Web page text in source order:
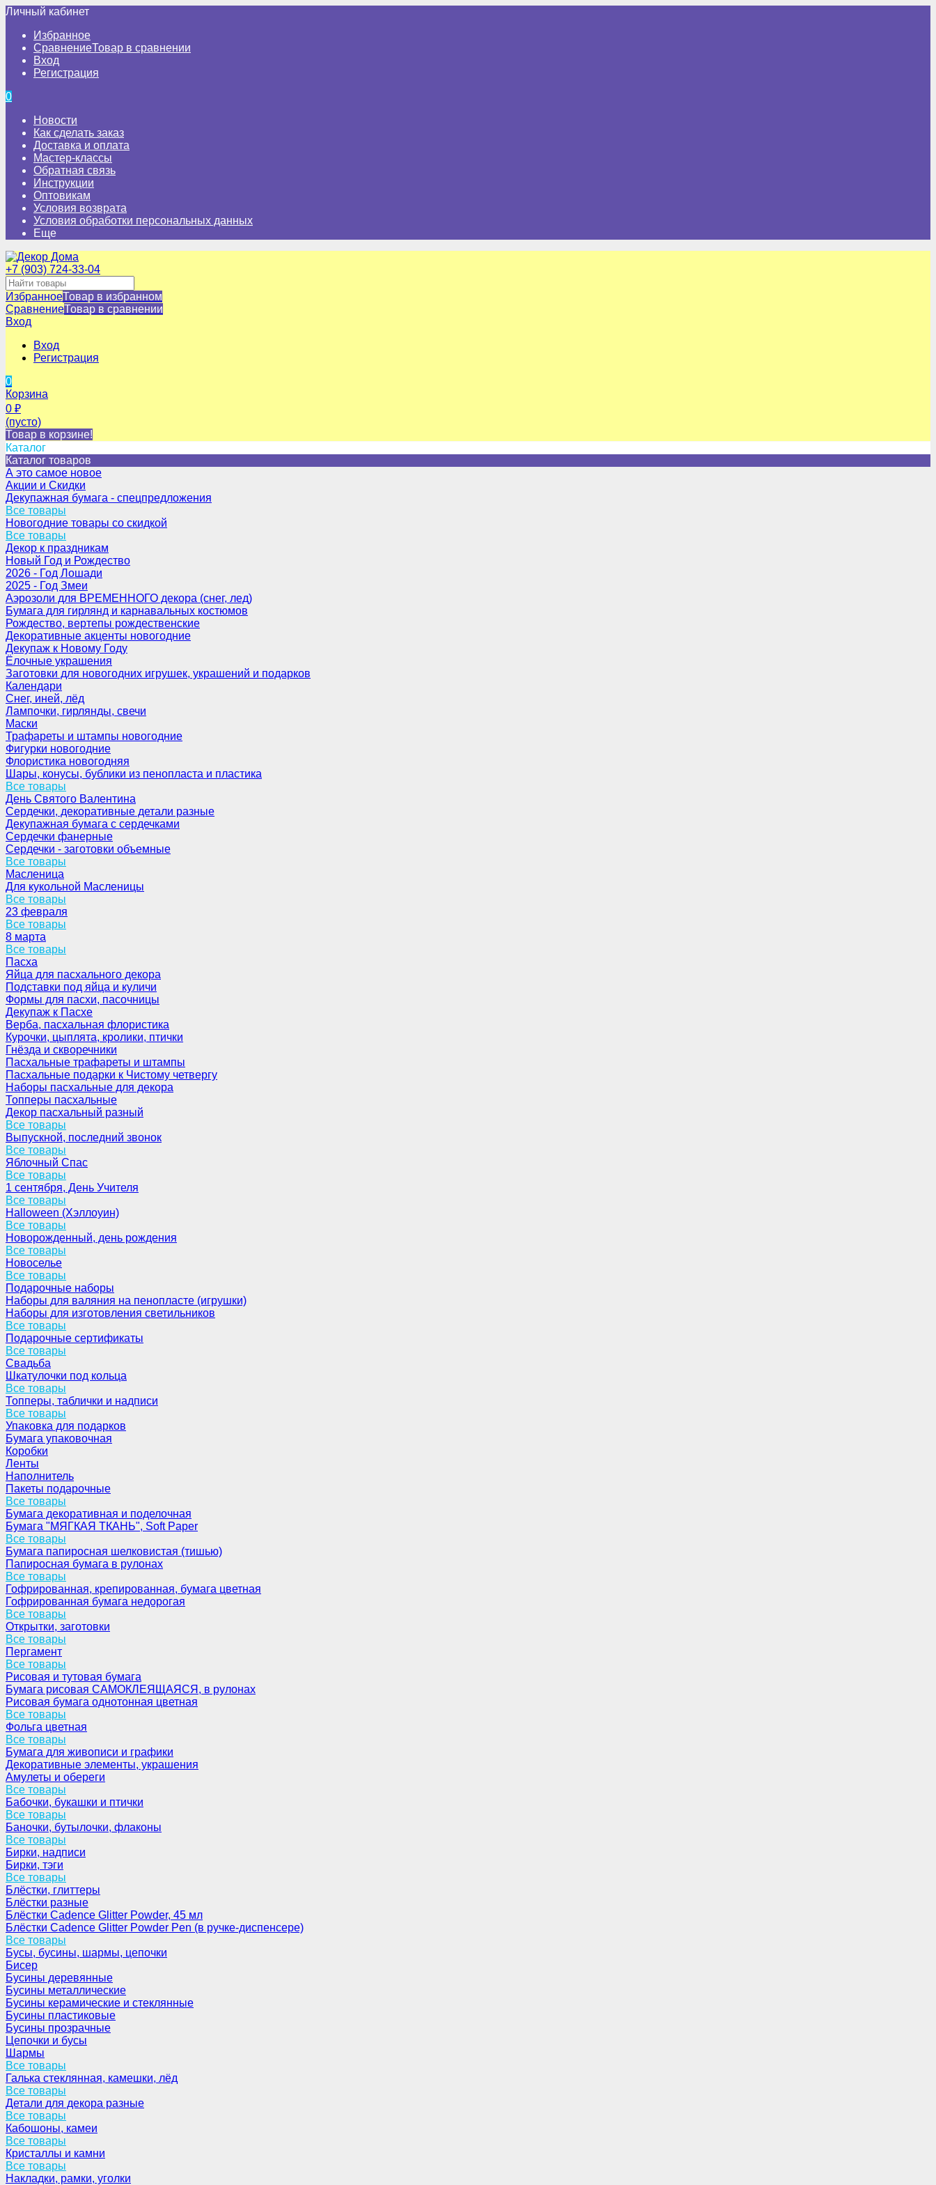
Личный кабинет
Избранное
СравнениеТовар в сравнении
Вход
Регистрация
0
Новости
Как сделать заказ
Доставка и оплата
Мастер-классы
Обратная связь
Инструкции
Оптовикам
Условия возврата
Условия обработки персональных данных
Еще
+7 (903) 724-33-04
ИзбранноеТовар в избранном
СравнениеТовар в сравнении
Вход
Вход
Регистрация
0
Корзина
0 ₽
(пусто)
Товар в корзине!
Каталог
Каталог товаров
А это самое новое
Акции и Скидки
Декупажная бумага - спецпредложения
Все товары
Новогодние товары со скидкой
Все товары
Декор к праздникам
Новый Год и Рождество
2026 - Год Лошади
2025 - Год Змеи
Аэрозоли для ВРЕМЕННОГО декора (снег, лед)
Бумага для гирлянд и карнавальных костюмов
Рождество, вертепы рождественские
Декоративные акценты новогодние
Декупаж к Новому Году
Ёлочные украшения
Заготовки для новогодних игрушек, украшений и подарков
Календари
Снег, иней, лёд
Лампочки, гирлянды, свечи
Маски
Трафареты и штампы новогодние
Фигурки новогодние
Флористика новогодняя
Шары, конусы, бублики из пенопласта и пластика
Все товары
День Святого Валентина
Сердечки, декоративные детали разные
Декупажная бумага с сердечками
Сердечки фанерные
Сердечки - заготовки объемные
Все товары
Масленица
Для кукольной Масленицы
Все товары
23 февраля
Все товары
8 марта
Все товары
Пасха
Яйца для пасхального декора
Подставки под яйца и куличи
Формы для пасхи, пасочницы
Декупаж к Пасхе
Верба, пасхальная флористика
Курочки, цыплята, кролики, птички
Гнёзда и скворечники
Пасхальные трафареты и штампы
Пасхальные подарки к Чистому четвергу
Наборы пасхальные для декора
Топперы пасхальные
Декор пасхальный разный
Все товары
Выпускной, последний звонок
Все товары
Яблочный Спас
Все товары
1 сентября, День Учителя
Все товары
Halloween (Хэллоуин)
Все товары
Новорожденный, день рождения
Все товары
Новоселье
Все товары
Подарочные наборы
Наборы для валяния на пенопласте (игрушки)
Наборы для изготовления светильников
Все товары
Подарочные сертификаты
Все товары
Свадьба
Шкатулочки под кольца
Все товары
Топперы, таблички и надписи
Все товары
Упаковка для подарков
Бумага упаковочная
Коробки
Ленты
Наполнитель
Пакеты подарочные
Все товары
Бумага декоративная и поделочная
Бумага "МЯГКАЯ ТКАНЬ", Soft Paper
Все товары
Бумага папиросная шелковистая (тишью)
Папиросная бумага в рулонах
Все товары
Гофрированная, крепированная, бумага цветная
Гофрированная бумага недорогая
Все товары
Открытки, заготовки
Все товары
Пергамент
Все товары
Рисовая и тутовая бумага
Бумага рисовая САМОКЛЕЯЩАЯСЯ, в рулонах
Рисовая бумага однотонная цветная
Все товары
Фольга цветная
Все товары
Бумага для живописи и графики
Декоративные элементы, украшения
Амулеты и обереги
Все товары
Бабочки, букашки и птички
Все товары
Баночки, бутылочки, флаконы
Все товары
Бирки, надписи
Бирки, тэги
Все товары
Блёстки, глиттеры
Блёстки разные
Блёстки Cadence Glitter Powder, 45 мл
Блёстки Cadence Glitter Powder Pen (в ручке-диспенсере)
Все товары
Бусы, бусины, шармы, цепочки
Бисер
Бусины деревянные
Бусины металлические
Бусины керамические и стеклянные
Бусины пластиковые
Бусины прозрачные
Цепочки и бусы
Шармы
Все товары
Галька стеклянная, камешки, лёд
Все товары
Детали для декора разные
Все товары
Кабошоны, камеи
Все товары
Кристаллы и камни
Все товары
Накладки, рамки, уголки